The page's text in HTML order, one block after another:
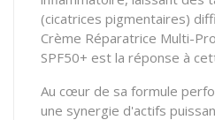
(cicatrices pigmentaires)
Crème Réparatrice Multi-
SPF50+ est la réponse à
Au cœur de sa formule
une synergie d'actifs